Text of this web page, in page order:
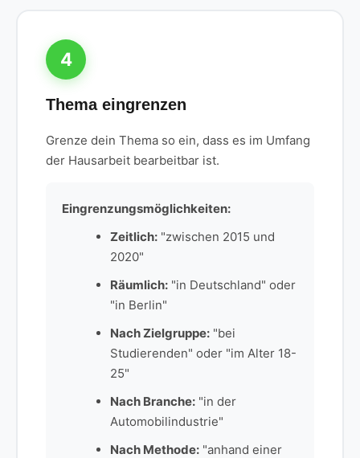
4
Thema eingrenzen
Grenze dein Thema so ein, dass es im Umfang
der Hausarbeit bearbeitbar ist.
Eingrenzungsmöglichkeiten:
Zeitlich: "zwischen 2015 und
2020"
Räumlich: "in Deutschland" oder
"in Berlin"
Nach Zielgruppe: "bei
Studierenden" oder "im Alter 18-
25"
Nach Branche: "in der
Automobilindustrie"
Nach Methode: "anhand einer